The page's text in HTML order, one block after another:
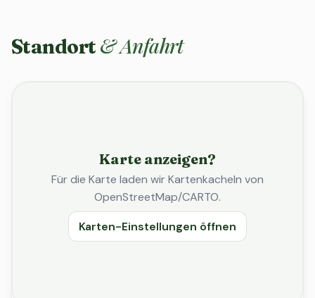
Standort & Anfahrt
Karte anzeigen?
Für die Karte laden wir Kartenkacheln von
OpenStreetMap/CARTO.
Karten-Einstellungen öffnen